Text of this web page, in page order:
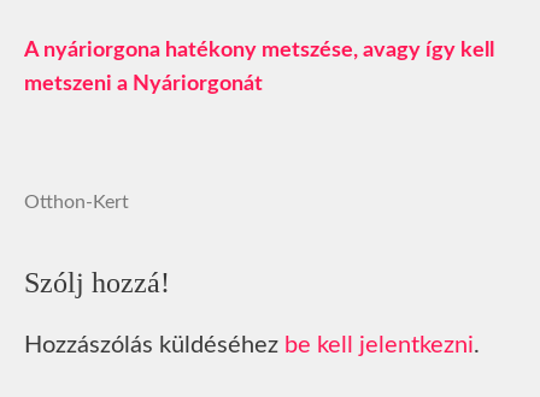
A nyáriorgona hatékony metszése, avagy így kell
metszeni a Nyáriorgonát
Otthon-Kert
Szólj hozzá!
Hozzászólás küldéséhez be kell jelentkezni.